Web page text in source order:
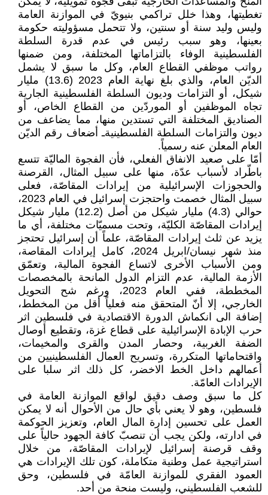
تغطيتها، وهذا خلل تراكمي بنيويّ في الموازنة العامة
وليس وليد سنة أو سنتين، ولا تتحمل مسؤوليته حكومة
بعينها، وهو سبب رئيس في عدم قدرة السلطة
الفلسطينية الوفاء بالتزاماتها المختلفة، ومن ضمنها
رواتب موظفي القطاع العام، وكل ما سبق لا يشمل
الديّن العام، والذي بلغ نهاية العام 2023 (13.6) مليار
شيكل، أو التزامات وديون السلطة الفلسطينية الجارية
تجاه الموظفين أو الموردّين من القطاع الخاص، أو
الصناديق المختلفة التي تستدين منها، مما يضاعف من
ديون والتزامات السلطة الفلسطينيةـ أضعاف رقم الديّن
العام المعلن عنه رسمياً.
أمّا على صعيد الانفاق الفعلي، فأن الفجوة الماليّة تتسع
باطّراد لأسباب عدّة، منها على سبيل المثال، القرصنة
والحجوزات الإسرائيلية من إيرادات المقاصّة، فعلى
سبيل المثال خصمت واحتجزت إسرائيل في العام 2023،
حوالي (4.3) مليار شيكل من أصل (12.2) مليار شيكل
إيرادات المقاصّة الكليّة، وتحت مسميّات مختلفة، أي ما
يزيد عن ثلث إيرادات المقاصّة، علماً أن إسرائيل تحتجز
منذ شهر نيسان/ابريل 2024، كامل إيرادات المقاصة،
ومن الأسباب الأخرى لاتساع الفجوة المالية، وتعمّق
الأزمة المالية، عدم التزام الدول المانحة بالمخصصات
المخططة، ففي العام 2023، ورغم شح التحويل
الخارجي، إلا أنّ المتحقق منه فعلياً أقل من المخطط،
إضافة الى انكماش الدورة الاقتصادية في فلسطين اثر
حرب الإبادة الإسرائيلية على قطاع غزة، وتقطيع أوصال
الضفة الغربية، وحصار المدن والقرى والمخيمات،
واقتحاماتها المتكررة، وتسريح العمال الفلسطينيين من
أعمالهم داخل الخط الاخضر، كل ذلك اثر سلبا على
الإيرادات العامّة.
كل ما سبق وصف دقيق لواقع الموازنة العامة في
فلسطين، وهو لا يعني بأي حال من الأحوال أنه لا يمكن
العمل على تحسين إدارة المال العام، وتعزيز الحوكمة
في ادارته، ولكن يجب أن تنصبّ كافة الجهود حالياً على
وقف قرصنة إسرائيل لإيرادات المقاصّة، من خلال
استراتيجية عمل وطنية متكاملة، كون تلك الإيرادات هي
العمود الفقري للموازنة العامّة في فلسطين، وحق
للشعب الفلسطيني، وليست منحة من أحد.